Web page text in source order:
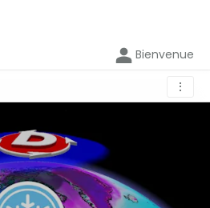
Bienvenue
⋮